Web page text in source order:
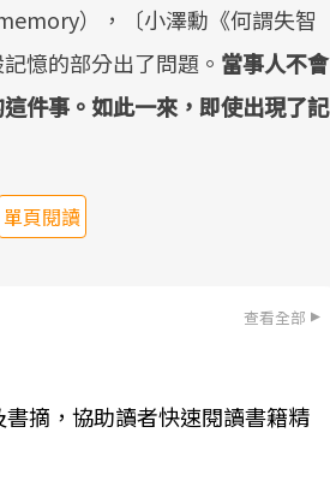
），〔小澤勳《何謂失智
憶的部分出了問題。 當事人不會
件事。如此一來，即使出現了記
單頁閱讀
查看全部
摘，協助讀者快速閱讀書籍精